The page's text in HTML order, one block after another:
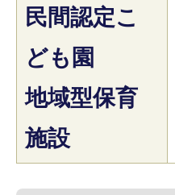
民間認定こ
ども園
地域型保育
施設